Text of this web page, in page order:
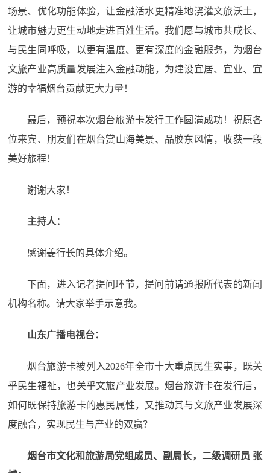
场景、优化功能体验，让金融活水更精准地浇灌文旅沃土，
让城市魅力更生动地走进百姓生活。我们愿与城市共成长、
与民生同呼吸，以更有温度、更有深度的金融服务，为烟台
文旅产业高质量发展注入金融动能，为建设宜居、宜业、宜
游的幸福烟台贡献更大力量！
最后，预祝本次烟台旅游卡发行工作圆满成功！祝愿各
位来宾、朋友们在烟台赏山海美景、品胶东风情，收获一段
美好旅程！
谢谢大家！
主持人：
感谢姜行长的具体介绍。
下面，进入记者提问环节，提问前请通报所代表的新闻
机构名称。请大家举手示意我。
山东广播电视台：
烟台旅游卡被列入2026年全市十大重点民生实事，既关
乎民生福祉，也关乎文旅产业发展。烟台旅游卡在发行后，
如何既保持旅游卡的惠民属性，又推动其与文旅产业发展深
度融合，实现民生与产业的双赢？
烟台市文化和旅游局党组成员、副局长，二级调研员 张